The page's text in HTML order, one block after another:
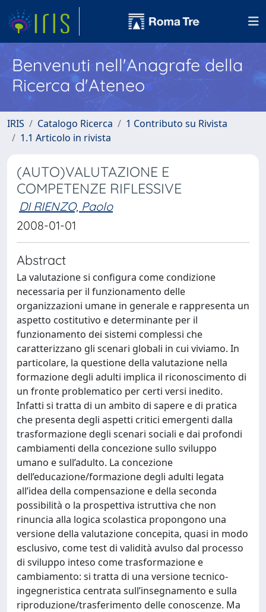
Benvenuti nell'Anagrafe della
Ricerca d'Ateneo
IRIS Catalogo Ricerca
1 Contributo su Rivista
1.1 Articolo in rivista
(AUTO)VALUTAZIONE E
COMPETENZE RIFLESSIVE
DI RIENZO, Paolo
2008-01-01
Abstract
La valutazione si configura come condizione
necessaria per il funzionamento delle
organizzazioni umane in generale e rappresenta un
aspetto costitutivo e determinante per il
funzionamento dei sistemi complessi che
caratterizzano gli scenari globali in cui viviamo. In
particolare, la questione della valutazione nella
formazione degli adulti implica il riconoscimento di
un fronte problematico per certi versi inedito.
Infatti si tratta di un ambito di sapere e di pratica
che presenta degli aspetti critici emergenti dalla
trasformazione degli scenari sociali e dai profondi
cambiamenti della concezione sullo sviluppo
umano e sull’adulto. La concezione
dell’educazione/formazione degli adulti legata
all’idea della compensazione e della seconda
possibilità o la prospettiva istruttiva che non
rinuncia alla logica scolastica propongono una
versione della valutazione concepita, quasi in modo
esclusivo, come test di validità avulso dal processo
di sviluppo inteso come trasformazione e
cambiamento: si tratta di una versione tecnico-
ingegneristica centrata sull’insegnamento e sulla
riproduzione/trasferimento delle conoscenze. Ma